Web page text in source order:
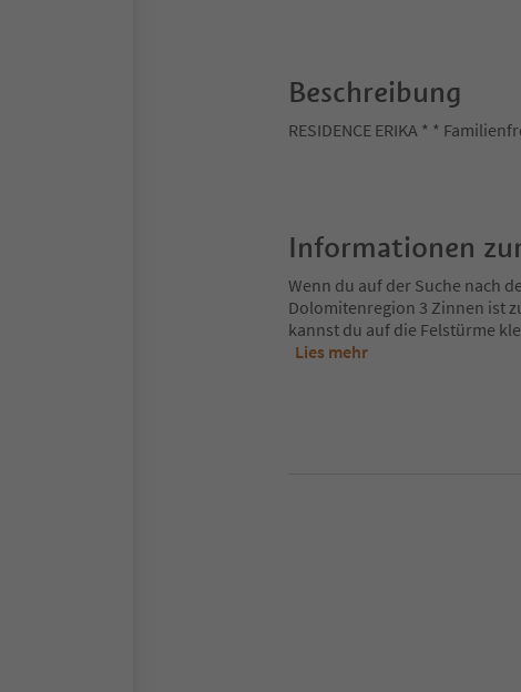
Beschreibung
RESIDENCE ERIKA * *
Informationen
Wenn du auf der Suche nach
Dolomitenregion 3 Zinnen ist
kannst du auf die Felstürme
Lies mehr